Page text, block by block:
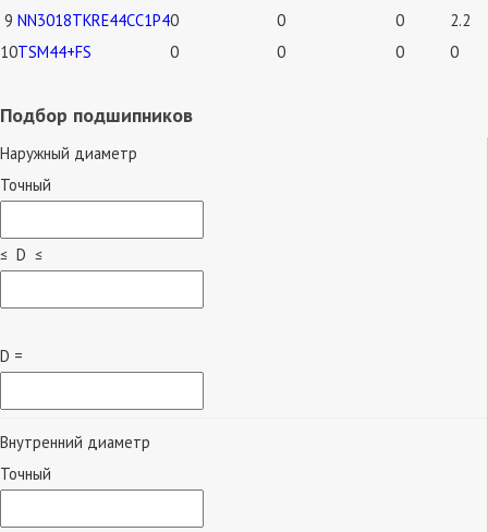
9 NN3018TKRE44CC1P40 0 0
2.2
10TSM44+FS 0 0 0 0
Подбор подшипников
Наружный диаметр
Точный
≤ D ≤
D =
Внутренний диаметр
Точный